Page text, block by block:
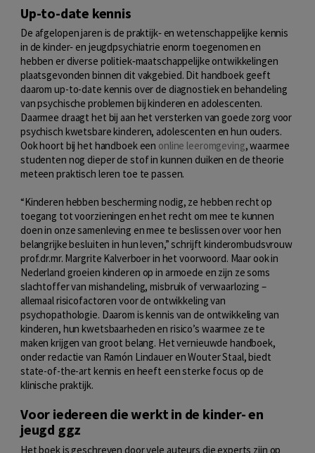
Up-to-date kennis
De afgelopen jaren is de praktijk‑ en wetenschappelijke kennis
in de kinder‑ en jeugdpsychiatrie enorm toegenomen en
hebben er diverse politiek‑maatschappelijke ontwikkelingen
plaatsgevonden binnen dit vakgebied. Dit handboek geeft
daarom up-to-date kennis over de diagnostiek en behandeling
van psychische problemen bij kinderen en adolescenten.
Daarmee draagt het bij aan het versterken van goede zorg voor
psychisch kwetsbare kinderen, adolescenten en hun ouders.
Ook hoort bij het handboek een online leeromgeving, waarmee
studenten nog dieper de stof in kunnen duiken en de theorie
meteen praktisch leren toe te passen.
“Kinderen hebben bescherming nodig, ze hebben recht op
toegang tot voorzieningen en het recht om mee te kunnen
doen in onze samenleving en mee te beslissen over voor hen
belangrijke besluiten in hun leven,” schrijft kinderombudsvrouw
prof.dr.mr. Margrite Kalverboer in het voorwoord. Maar ook in
Nederland groeien kinderen op in armoede en zijn ze soms
slachtoffer van mishandeling, misbruik of verwaarlozing –
allemaal risicofactoren voor de ontwikkeling van
psychopathologie. Daarom is kennis van de ontwikkeling van
kinderen, hun kwetsbaarheden en risico’s waarmee ze te
maken krijgen van groot belang. Het vernieuwde handboek,
onder redactie van Ramón Lindauer en Wouter Staal, biedt
state-of-the-art kennis en heeft een sterke focus op de
klinische praktijk.
Voor iedereen die werkt in de kinder- en
jeugd ggz
Het boek is geschreven door vele auteurs die experts zijn op